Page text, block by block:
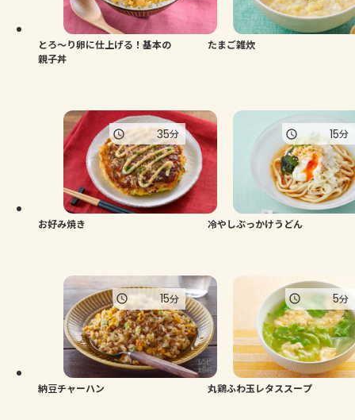
お買い物
とろ～り卵に仕上げる！基本の
親子丼
たまご雑炊
お好み焼き
35分
冷やしぶっかけうどん
15分
納豆チャーハン
15分
丸鶏ふわ玉レタススープ
5分